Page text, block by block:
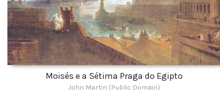
Moisés e a Sétima Praga do Egipto
John Martin (Public Domain)